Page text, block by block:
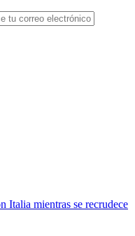
Italia mientras se recrudece